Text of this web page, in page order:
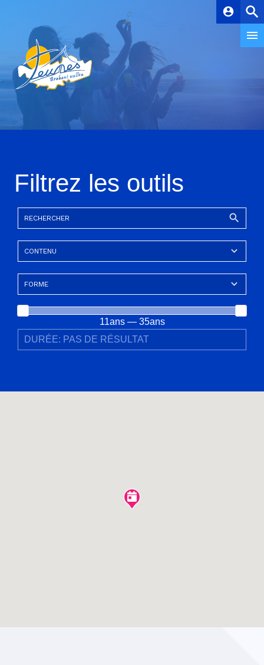
account_circle
Filtrez les outils
11ans — 35ans